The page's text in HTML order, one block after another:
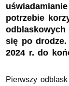
potrzebie
odblaskowych
się po
2024 r. do
Pierwszy odblask